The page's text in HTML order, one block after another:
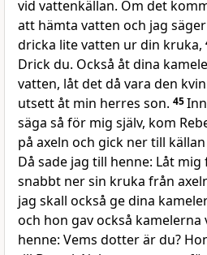
vid vattenkällan. Om det
att hämta vatten och jag
dricka lite vatten ur din kruka,
Drick du. Också åt dina
vatten, låt det då vara den
utsett åt min herres son. 45
säga så för mig själv, kom
på axeln och gick ner till
Då sade jag till henne: Låt mig
snabbt ner sin kruka från
jag skall också ge dina
och hon gav också kamelerna
henne: Vems dotter är du?